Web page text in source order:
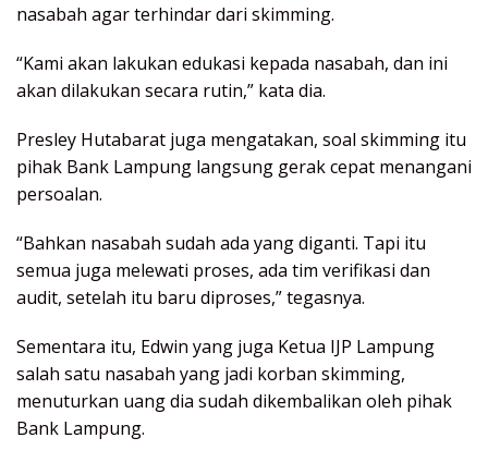
nasabah agar terhindar dari skimming.
“Kami akan lakukan edukasi kepada nasabah, dan ini
akan dilakukan secara rutin,” kata dia.
Presley Hutabarat juga mengatakan, soal skimming itu
pihak Bank Lampung langsung gerak cepat menangani
persoalan.
“Bahkan nasabah sudah ada yang diganti. Tapi itu
semua juga melewati proses, ada tim verifikasi dan
audit, setelah itu baru diproses,” tegasnya.
Sementara itu, Edwin yang juga Ketua IJP Lampung
salah satu nasabah yang jadi korban skimming,
menuturkan uang dia sudah dikembalikan oleh pihak
Bank Lampung.